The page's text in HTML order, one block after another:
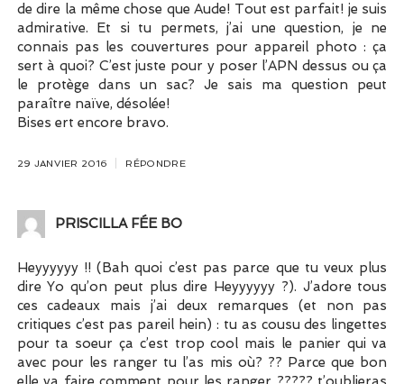
de dire la même chose que Aude! Tout est parfait! je suis
admirative. Et si tu permets, j’ai une question, je ne
connais pas les couvertures pour appareil photo : ça
sert à quoi? C’est juste pour y poser l’APN dessus ou ça
le protège dans un sac? Je sais ma question peut
paraître naïve, désolée!
Bises ert encore bravo.
29 JANVIER 2016 RÉPONDRE
PRISCILLA FÉE BO
Heyyyyyy !! (Bah quoi c’est pas parce que tu veux plus
dire Yo qu’on peut plus dire Heyyyyyy ?). J’adore tous
ces cadeaux mais j’ai deux remarques (et non pas
critiques c’est pas pareil hein) : tu as cousu des lingettes
pour ta soeur ça c’est trop cool mais le panier qui va
avec pour les ranger tu l’as mis où? ?? Parce que bon